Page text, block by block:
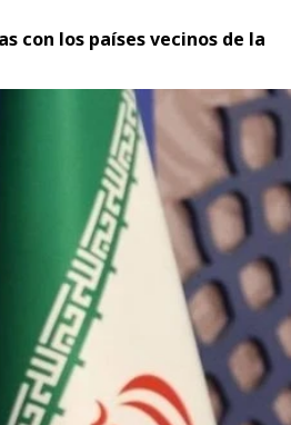
con los países vecinos de la